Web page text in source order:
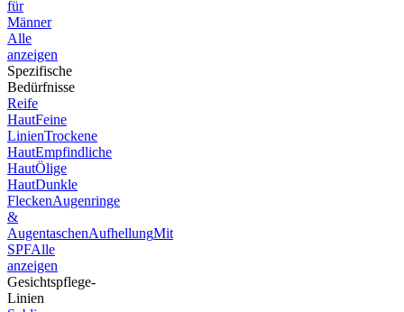
für
Männer
Alle
anzeigen
Spezifische
Bedürfnisse
Reife
HautFeine
LinienTrockene
HautEmpfindliche
HautÖlige
HautDunkle
FleckenAugenringe
&
AugentaschenAufhellungMit
SPFAlle
anzeigen
Gesichtspflege-
Linien